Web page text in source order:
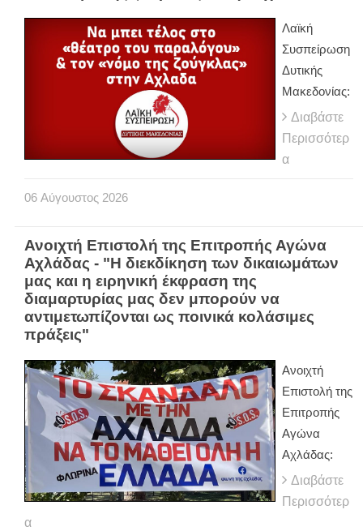
Λαϊκή
Συσπείρωση
Δυτικής
Μακεδονίας:
Διαβάστε
Περισσότερ
α
06 Αύγουστος 2026
Ανοιχτή Επιστολή της Επιτροπής Αγώνα
Αχλάδας - "Η διεκδίκηση των δικαιωμάτων
μας και η ειρηνική έκφραση της
διαμαρτυρίας μας δεν μπορούν να
αντιμετωπίζονται ως ποινικά κολάσιμες
πράξεις"
Ανοιχτή
Επιστολή της
Επιτροπής
Αγώνα
Αχλάδας:
Διαβάστε
Περισσότερ
α